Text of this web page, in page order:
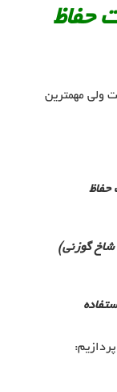
حفاظ
ولی مهمترین
حفاظ
شاخ گوزنی)